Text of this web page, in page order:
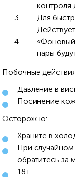
контроля
Для
пары
Побочные
Давление в
Посинение
Осторожно:
Храните в
При
обратитесь за
18+.